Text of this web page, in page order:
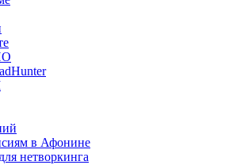
в Афонине
нетворкинга